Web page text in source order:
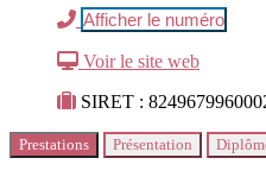
Afficher le numéro
Voir le site web
SIRET :
Prestations Présentation